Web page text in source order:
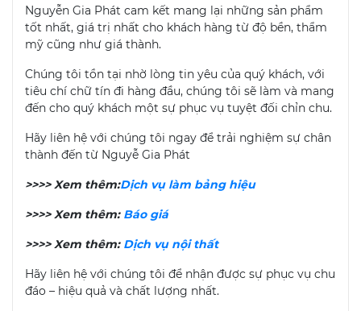
Nguyễn Gia Phát cam kết mang lại những sản phẩm
tốt nhất, giá trị nhất cho khách hàng từ độ bền, thẩm
mỹ cũng như giá thành.
Chúng tôi tồn tại nhờ lòng tin yêu của quý khách, với
tiêu chí chữ tín đi hàng đầu, chúng tôi sẽ làm và mang
đến cho quý khách một sự phục vụ tuyệt đối chỉn chu.
Hãy liên hệ với chúng tôi ngay để trải nghiệm sự chân
thành đến từ Nguyễ Gia Phát
>>>> Xem thêm:Dịch vụ làm bảng hiệu
>>>> Xem thêm: Báo giá
>>>> Xem thêm: Dịch vụ nội thất
Hãy liên hệ với chúng tôi để nhận được sự phục vụ chu
đáo – hiệu quả và chất lượng nhất.